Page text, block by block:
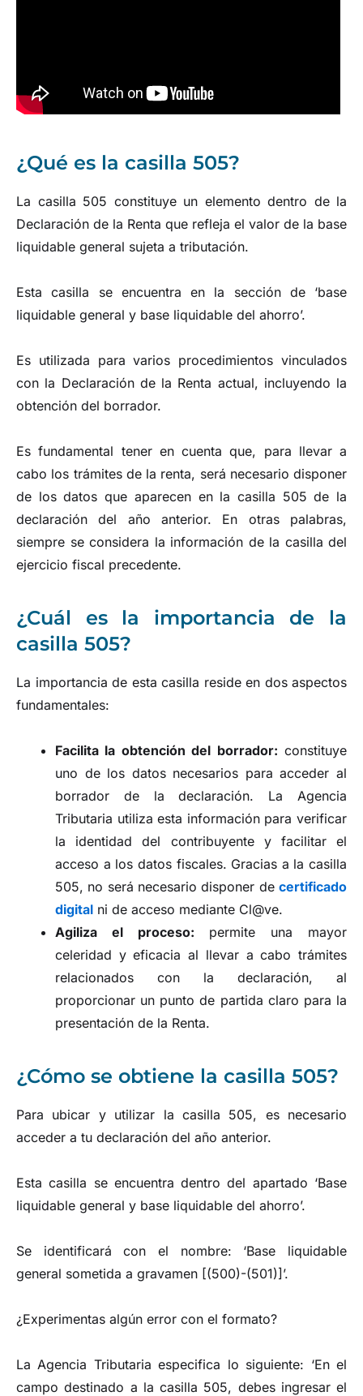
¿Qué es la casilla 505?
La casilla 505 constituye un elemento dentro de la
Declaración de la Renta que refleja el valor de la base
liquidable general sujeta a tributación.
Esta casilla se encuentra en la sección de ‘base
liquidable general y base liquidable del ahorro’.
Es utilizada para varios procedimientos vinculados
con la Declaración de la Renta actual, incluyendo la
obtención del borrador.
Es fundamental tener en cuenta que, para llevar a
cabo los trámites de la renta, será necesario disponer
de los datos que aparecen en la casilla 505 de la
declaración del año anterior. En otras palabras,
siempre se considera la información de la casilla del
ejercicio fiscal precedente.
¿Cuál es la importancia de la
casilla 505?
La importancia de esta casilla reside en dos aspectos
fundamentales:
Facilita la obtención del borrador: constituye
uno de los datos necesarios para acceder al
borrador de la declaración. La Agencia
Tributaria utiliza esta información para verificar
la identidad del contribuyente y facilitar el
acceso a los datos fiscales. Gracias a la casilla
505, no será necesario disponer de certificado
digital ni de acceso mediante Cl@ve.
Agiliza el proceso: permite una mayor
celeridad y eficacia al llevar a cabo trámites
relacionados con la declaración, al
proporcionar un punto de partida claro para la
presentación de la Renta.
¿Cómo se obtiene la casilla 505?
Para ubicar y utilizar la casilla 505, es necesario
acceder a tu declaración del año anterior.
Esta casilla se encuentra dentro del apartado ‘Base
liquidable general y base liquidable del ahorro’.
Se identificará con el nombre: ‘Base liquidable
general sometida a gravamen [(500)-(501)]’.
¿Experimentas algún error con el formato?
La Agencia Tributaria especifica lo siguiente: ‘En el
campo destinado a la casilla 505, debes ingresar el